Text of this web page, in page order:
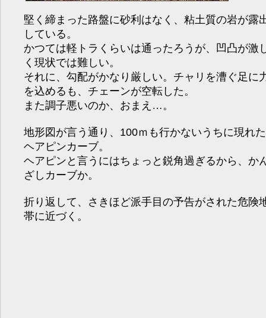
堅く締まった路盤に砂利はなく、粘土質の岩が露
している。
かつては軽トラくらいは通ったろうが、凹凸が激
く現状では難しい。
それに、勾配がかなり厳しい。チャリを漕ぐ足に
を込めるも、チェーンが空転した。
また調子悪いのか、おまえ…。
地形図が言う通り、100ｍも行かないうちに現れた
ヘアピンカーブ。
ヘアピンと言うにはちょっと鋭角過ぎるから、か
ざしカーブか。
折り返して、さきほど派手目の予告がされた危険
帯に近づく。